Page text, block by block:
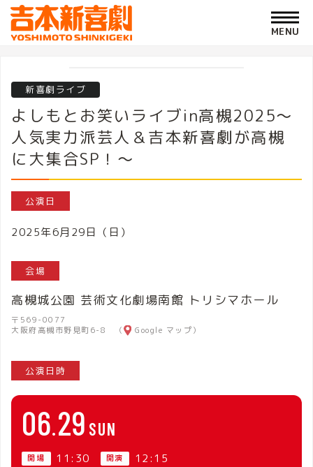
新喜劇ライブ
よしもとお笑いライブin高槻2025～
人気実力派芸人＆吉本新喜劇が高槻
に大集合SP！～
公演日
2025年6月29日（日）
会場
高槻城公園 芸術文化劇場南館 トリシマホール
〒569-0077
大阪府高槻市野見町6-8 （
Google マップ）
公演日時
06 29 SUN
開場 11:30 開演 12:15